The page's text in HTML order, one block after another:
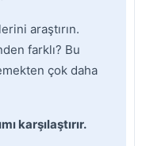
araştırın.
farklı? Bu
çok daha
karşılaştırır.